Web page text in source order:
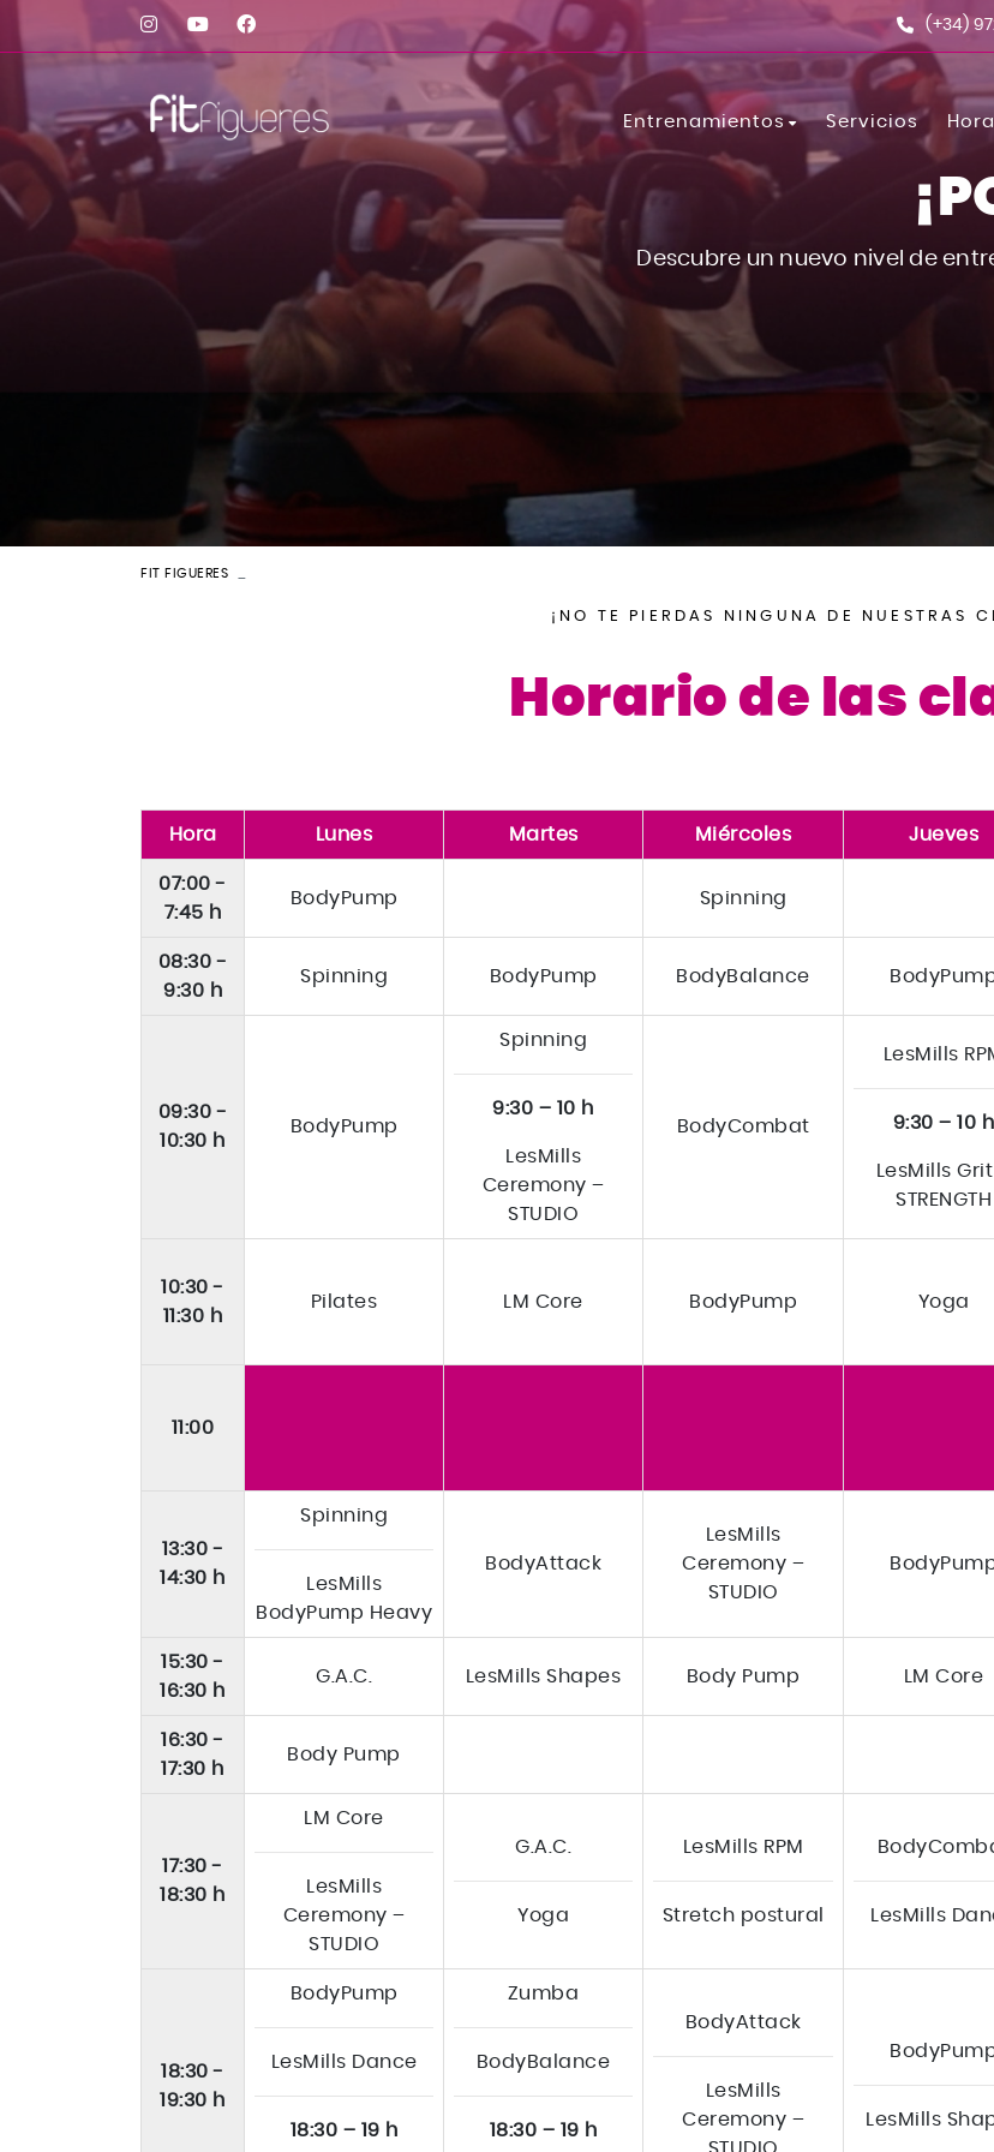
(+34)
Entrenamientos
Les Mills Tone
BodyCombat
BodyPump
Spinning
Zumba
Stretching
Stretch Postural
Servicios
Descubre un nuevo nivel de
FIT FIGUERES
¡NO TE PIERDAS NINGUNA DE NUESTRAS
Horario de las
Hora Lunes Martes Miércoles Jueves
07:00 -
7:45 h
BodyPump Spinning
08:30 -
9:30 h
Spinning BodyPump BodyBalance
09:30 -
10:30 h
BodyPump
Spinning
9:30 – 10 h
LesMills
Ceremony –
STUDIO
BodyCombat
LesMills
9:30 – 10 h
LesMills
STRENGTH
10:30 -
11:30 h
Pilates LM Core BodyPump Yoga
11:00
13:30 -
14:30 h
Spinning
LesMills
BodyPump Heavy
BodyAttack
LesMills
Ceremony –
STUDIO
15:30 -
16:30 h
G.A.C. LesMills Shapes Body Pump LM Core
16:30 -
17:30 h
Body Pump
17:30 -
18:30 h
LM Core
LesMills
Ceremony –
STUDIO
G.A.C.
Yoga
LesMills RPM
Stretch postural LesMills
18:30 -
19:30 h
BodyPump
LesMills Dance
18:30 – 19 h
Zumba
BodyBalance
18:30 – 19 h
BodyAttack
LesMills
Ceremony –
LesMills